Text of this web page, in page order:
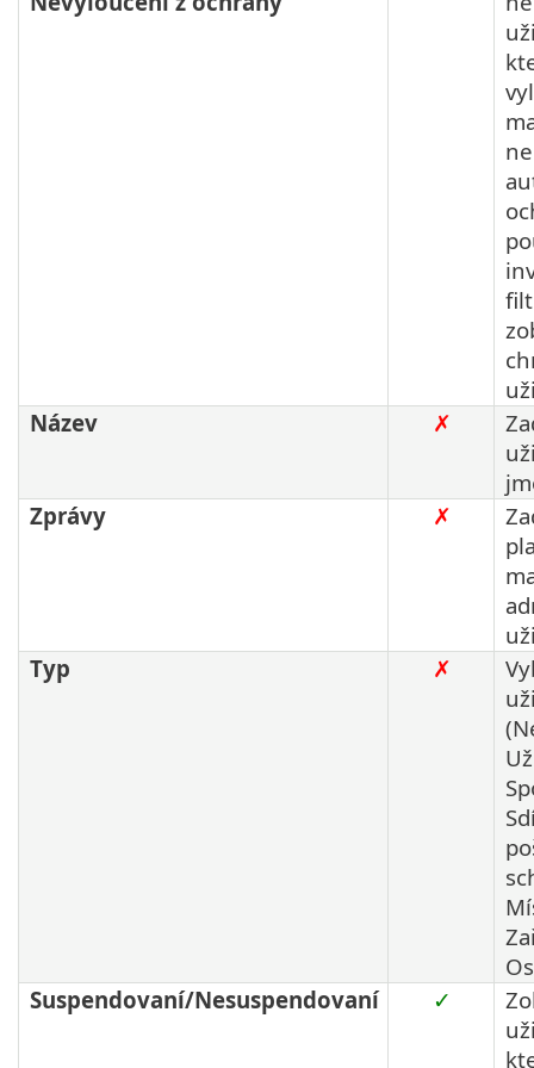
Název
✗
Zprávy
✗
Typ
✗
Suspendovaní/Nesuspendovaní
✓